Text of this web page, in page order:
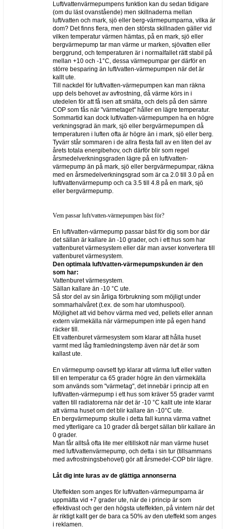
Luft/vattenvärmepumpens funktion kan du sedan tidigare
(om du läst ovanstående) men skillnaderna mellan
luft/vatten och mark, sjö eller berg-värmepumparna, vilka är
dom? Det finns flera, men den största skillnaden gäller vid
vilken temperatur värmen hämtas, på en mark, sjö eller
bergvärmepump tar man värme ur marken, sjövatten eller
berggrund, och temperaturen är i normalfallet rätt stabil på
mellan +10 och -1°C, dessa värmepumpar ger därför en
större besparing än luft/vatten-värmepumpen när det är
kallt ute.
Till nackdel för luft/vatten-värmepumpen kan man räkna
upp dels behovet av avfrostning, då värme körs in i
utedelen för att få isen att smälta, och dels på den sämre
COP som fås när "värmetaget" håller en lägre temperatur.
Sommartid kan dock luft/vatten-värmepumpen ha en högre
verkningsgrad än mark, sjö eller bergvärmepumpen då
temperaturen i luften ofta är högre än i mark, sjö eller berg.
Tyvärr står sommaren i de allra flesta fall av en liten del av
årets totala energibehov, och därför blir som regel
årsmedelverkningsgraden lägre på en luft/vatten-
värmepump än på mark, sjö eller bergvärmepumpar, räkna
med en årsmedelverkningsgrad som är ca 2.0 till 3.0 på en
luft/vattenvärmepump och ca 3.5 till 4.8 på en mark, sjö
eller bergvärmepump.
Vem passar luft/vatten-värmepumpen bäst för?
En luft/vatten-värmepump passar bäst för dig som bor där
det sällan är kallare än -10 grader, och i ett hus som har
vattenburet värmesystem eller där man avser konvertera till
vattenburet värmesystem.
Den optimala luft/vatten-värmepumpskunden är den
som har:
Vattenburet värmesystem.
Sällan kallare än -10 °C ute.
Så stor del av sin årliga förbrukning som möjligt under
sommarhalvåret (t.ex. de som har utomhuspool).
Möjlighet att vid behov värma med ved, pellets eller annan
extern värmekälla när värmepumpen inte på egen hand
räcker till.
Ett vattenburet värmesystem som klarar att hålla huset
varmt med låg framledningstemp även när det är som
kallast ute.
En värmepump oavsett typ klarar att värma luft eller vatten
till en temperatur ca 65 grader högre än den värmekälla
som används som "värmetag", det innebär i princip att en
luft/vatten-värmepump i ett hus som kräver 55 grader varmt
vatten till radiatorerna när det är -10 °C kallt ute inte klarar
att värma huset om det blir kallare än -10°C ute.
En bergvärmepump skulle i detta fall kunna värma vattnet
med ytterligare ca 10 grader då berget sällan blir kallare än
0 grader.
Man får alltså ofta lite mer eltillskott när man värme huset
med luft/vattenvärmepump, och detta i sin tur (tillsammans
med avfrostningsbehovet) gör att årsmedel-COP blir lägre.
Låt dig inte luras av de glättiga annonserna
Uteffekten som anges för luft/vatten-värmepumparna är
uppmätta vid +7 grader ute, när de i princip är som
effektivast och ger den högsta uteffekten, på vintern när det
är riktigt kallt ger de bara ca 50% av den uteffekt som anges
i reklamen.